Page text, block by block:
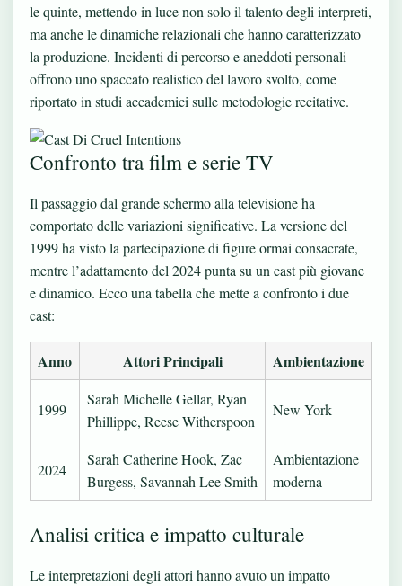
le quinte, mettendo in luce non solo il talento degli interpreti,
ma anche le dinamiche relazionali che hanno caratterizzato
la produzione. Incidenti di percorso e aneddoti personali
offrono uno spaccato realistico del lavoro svolto, come
riportato in studi accademici sulle metodologie recitative.
Confronto tra film e serie TV
Il passaggio dal grande schermo alla televisione ha
comportato delle variazioni significative. La versione del
1999 ha visto la partecipazione di figure ormai consacrate,
mentre l’adattamento del 2024 punta su un cast più giovane
e dinamico. Ecco una tabella che mette a confronto i due
cast:
Anno Attori Principali Ambientazione
1999
Sarah Michelle Gellar, Ryan
Phillippe, Reese Witherspoon
New York
2024
Sarah Catherine Hook, Zac
Burgess, Savannah Lee Smith
Ambientazione
moderna
Analisi critica e impatto culturale
Le interpretazioni degli attori hanno avuto un impatto